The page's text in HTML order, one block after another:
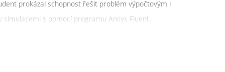
prokázal schopnost řešit problém výpočtovým i
s pomocí programu Ansys Fluent.
práci hodnotím stupněm A.